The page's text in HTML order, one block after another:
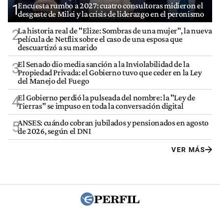
1Encuesta rumbo a 2027: cuatro consultoras midieron el
desgaste de Milei y la crisis de liderazgo en el peronismo
2La historia real de "Elize: Sombras de una mujer", la nueva
película de Netflix sobre el caso de una esposa que
descuartizó a su marido
3El Senado dio media sanción a la Inviolabilidad de la
Propiedad Privada: el Gobierno tuvo que ceder en la Ley
del Manejo del Fuego
4El Gobierno perdió la pulseada del nombre: la "Ley de
Tierras" se impuso en toda la conversación digital
5ANSES: cuándo cobran jubilados y pensionados en agosto
de 2026, según el DNI
VER MÁS